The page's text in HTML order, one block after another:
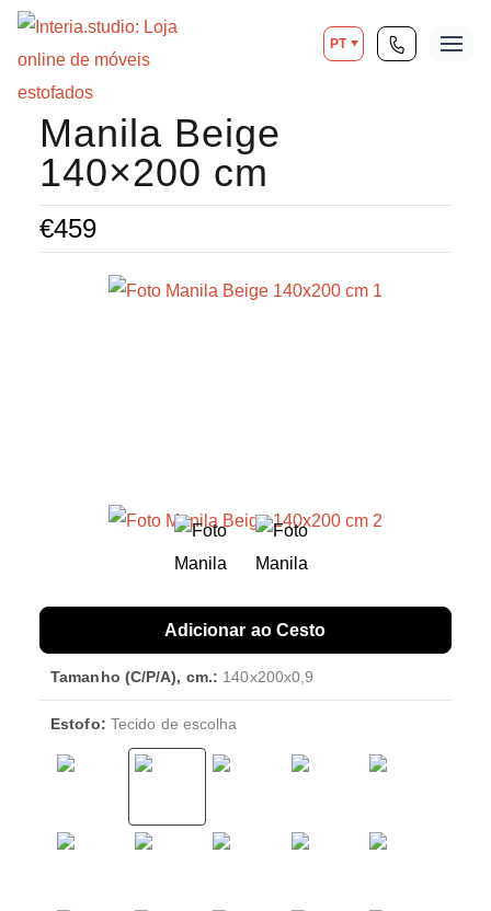
PT
Manila Beige
140×200 cm
€459
Tamanho (C/P/A), cm.: 140x200x0,9
Estofo: Tecido de escolha
Adicionar ao Cesto